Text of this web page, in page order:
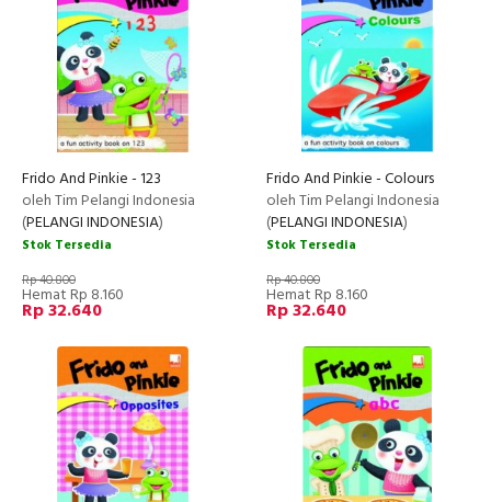
Frido And Pinkie - 123
oleh Tim Pelangi Indonesia
(PELANGI INDONESIA)
Stok Tersedia
Rp 40.800
Hemat Rp 8.160
Rp 32.640
Frido And Pinkie - Colours
oleh Tim Pelangi Indonesia
(PELANGI INDONESIA)
Stok Tersedia
Rp 40.800
Hemat Rp 8.160
Rp 32.640